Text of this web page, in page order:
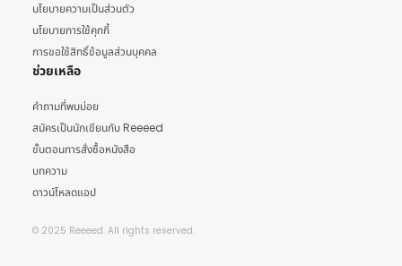
นโยบายความเป็นส่วนตัว
นโยบายการใช้คุกกี้
การขอใช้สิทธิ์ข้อมูลส่วนบุคคล
ช่วยเหลือ
คำถามที่พบบ่อย
สมัครเป็นนักเขียนกับ Reeeed
ขั้นตอนการสั่งซื้อหนังสือ
บทความ
ดาวน์โหลดแอป
© 2025 Reeeed. All rights reserved.